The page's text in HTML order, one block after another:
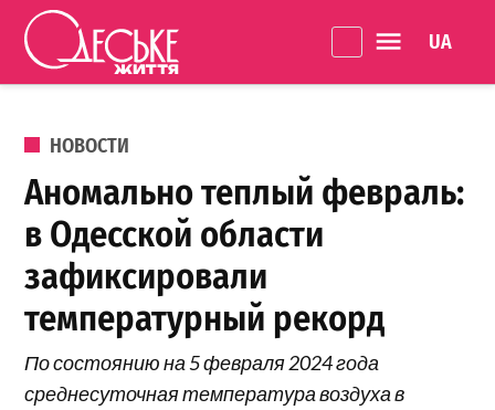
Перейти к содержанию
життя
ОПУБЛИКОВАНО В
НОВОСТИ
Аномально теплый февраль:
в Одесской области
зафиксировали
температурный рекорд
По состоянию на 5 февраля 2024 года
среднесуточная температура воздуха в